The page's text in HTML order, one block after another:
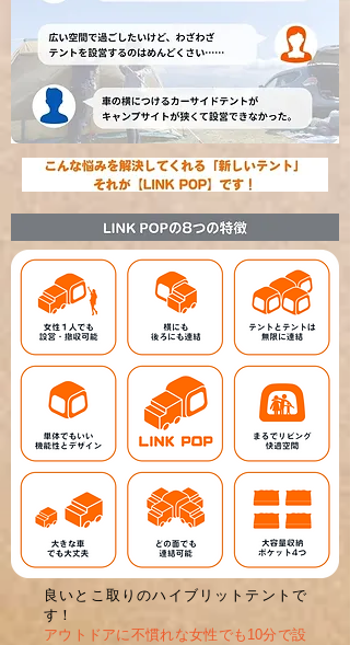
良いとこ取りのハイブリットテントで
す！
アウトドアに不慣れな女性でも10分で設